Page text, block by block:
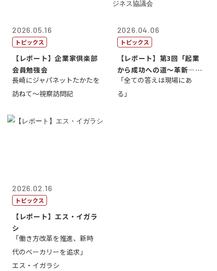
2026.05.16
トピックス
【レポート】企業家倶楽部
会員勉強会
長崎にジャパネットたかたを
訪ねて～視察訪問記
2026.04.06
トピックス
【レポート】第3回「起業
から成功への道～革新―挑
戦の先にある...
「全ての答えは現場にあ
る」
2026.02.16
トピックス
【レポート】エス・イガラ
シ
「働き方改革を推進、新時
代のベーカリーを追求」
エス・イガラシ